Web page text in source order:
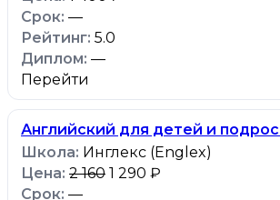
—
5.0
—
Перейти
Английский для детей и
Инглекс (Englex)
2 160 1 290 ₽
—